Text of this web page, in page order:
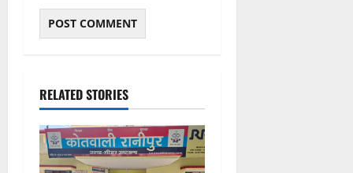
RELATED STORIES